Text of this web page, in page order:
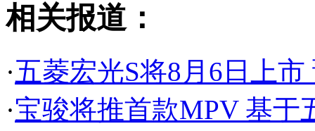
相关报道：
·五菱宏光S将8月6日上
·宝骏将推首款MPV 基于